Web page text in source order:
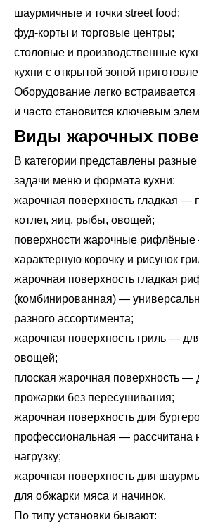
шаурмичные и точки street food;
фуд-корты и торговые центры;
столовые и производственные
кухни с открытой зоной
Оборудование легко
и часто становится ключевым
Виды жарочных
В категории представлены
задачи меню и формата кухни:
жарочная поверхность гладкая —
котлет, яиц, рыбы, овощей;
поверхности жарочные
характерную корочку и рисунок
жарочная поверхность гладкая
(комбинированная) —
разного ассортимента;
жарочная поверхность гриль —
овощей;
плоская жарочная поверхность —
прожарки без пересушивания;
жарочная поверхность для
профессиональная — рассчитана
нагрузку;
жарочная поверхность для
для обжарки мяса и начинок.
По типу установки бывают: